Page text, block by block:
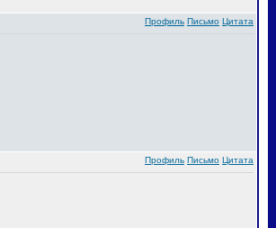
Профиль Письмо Цитата
Профиль Письмо Цитата